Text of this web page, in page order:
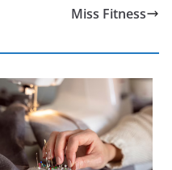
Miss Fitness